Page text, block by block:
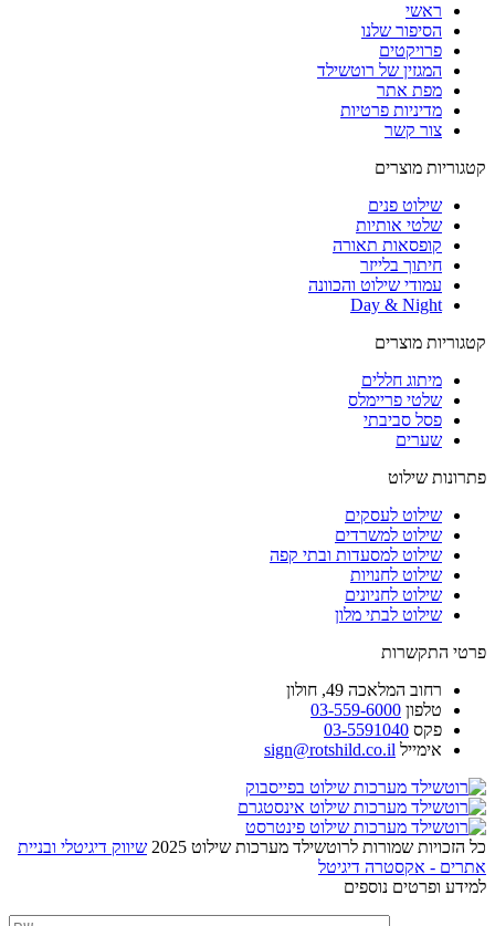
ראשי
הסיפור שלנו
פרויקטים
המגזין של רוטשילד
מפת אתר
מדיניות פרטיות
צור קשר
קטגוריות מוצרים
שילוט פנים
שלטי אותיות
קופסאות תאורה
חיתוך בלייזר
עמודי שילוט והכוונה
Day & Night
קטגוריות מוצרים
מיתוג חללים
שלטי פריימלס
פסל סביבתי
שערים
פתרונות שילוט
שילוט לעסקים
שילוט למשרדים
שילוט למסעדות ובתי קפה
שילוט לחנויות
שילוט לחניונים
שילוט לבתי מלון
פרטי התקשרות
רחוב המלאכה 49, חולון
טלפון 03-559-6000
פקס 03-5591040
אימייל sign@rotshild.co.il
כל הזכויות שמורות לרוטשילד מערכות שילוט 2025
שיווק דיגיטלי ובניית
אתרים - אקסטרה דיגיטל
למידע ופרטים נוספים